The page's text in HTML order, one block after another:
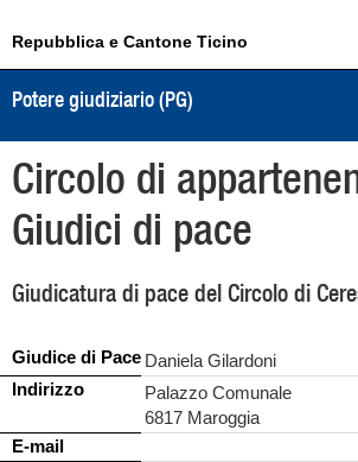
Repubblica e Cantone Ticino
Potere giudiziario (PG)
Circolo di
Giudici di pace
Giudicatura di pace del Circolo di
Giudice di Pace Daniela Gilardoni
Indirizzo
Palazzo Comunale
6817 Maroggia
E-mail